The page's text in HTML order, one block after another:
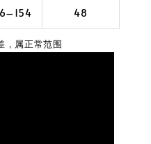
48
，属正常范围